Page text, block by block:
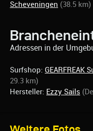
Scheveningen (38.5 km)
Adressen in der
Surfshop: GEARFREAK
29.3 km)
Hersteller: Ezzy Sails